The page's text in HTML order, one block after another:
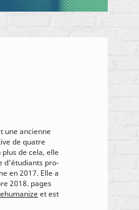
une ancienne
de quatre
de cela, elle
d'étudiants pro-
en 2017. Elle a
2018. pages
et est